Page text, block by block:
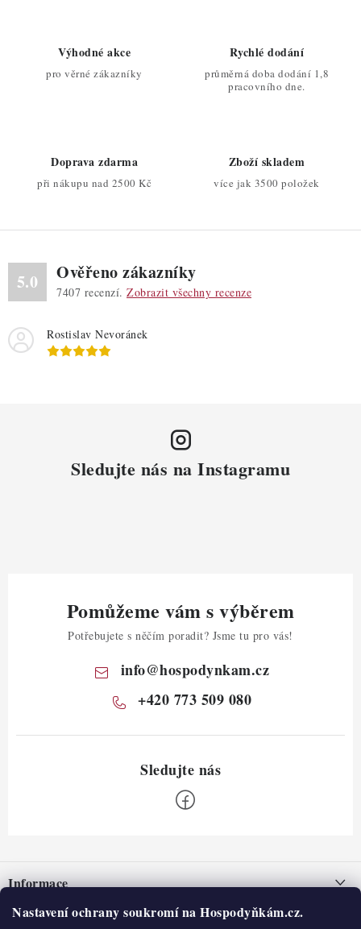
Nastavení ochrany soukromí na Hospodyňkám.cz.
v
ý
i
s
u
Výhodné akce
pro věrné zákazníky
Rychlé dodání
průměrná doba dodání 1,8
pracovního dne.
Doprava zdarma
při nákupu nad 2500 Kč
Zboží skladem
více jak 3500 položek
5.0 Ověřeno zákazníky
7407 recenzí. Zobrazit všechny recenze
Rostislav Nevoránek
Sledujte nás na Instagramu
Pomůžeme vám s výběrem
Potřebujete s něčím poradit? Jsme tu pro vás!
info@hospodynkam.cz
+420 773 509 080
pInformace
Nepřevzetí zásilky na dobírku
O nás